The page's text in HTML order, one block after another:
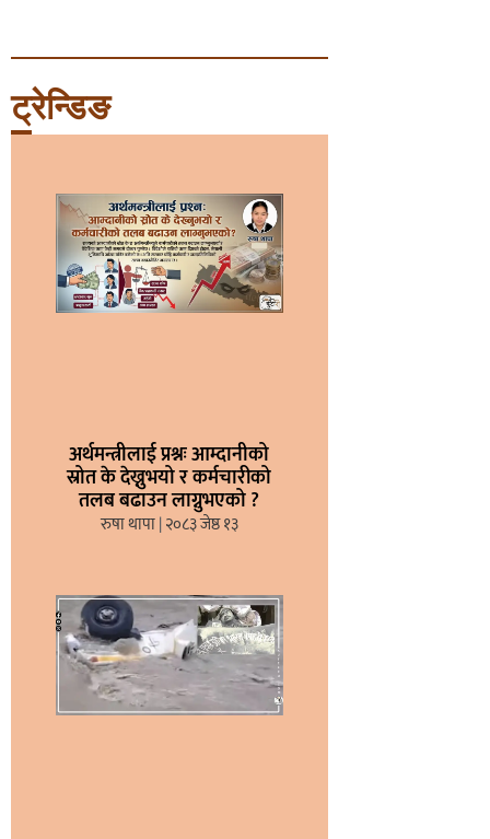
ट्रेन्डिङ
अर्थमन्त्रीलाई प्रश्नः आम्दानीको
स्रोत के देख्नुभयो र कर्मचारीको
तलब बढाउन लाग्नुभएको ?
रुषा थापा २०८३ जेष्ठ १३